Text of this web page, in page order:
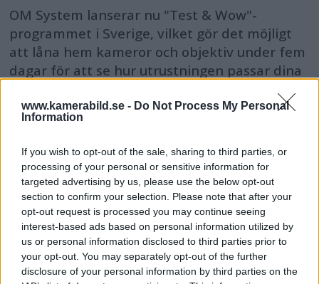
www.kamerabild.se - Do Not Process My Personal
Information
If you wish to opt-out of the sale, sharing to third parties, or
processing of your personal or sensitive information for
targeted advertising by us, please use the below opt-out
section to confirm your selection. Please note that after your
opt-out request is processed you may continue seeing
interest-based ads based on personal information utilized by
us or personal information disclosed to third parties prior to
your opt-out. You may separately opt-out of the further
disclosure of your personal information by third parties on the
OM System lanserar nu "Test & Wow"-
programmet i Sverige, vilket gör det möjligt
att låna hem kameror och objektiv under fem
dagar för att se hur utrustningen passar dina
MEST LÄST JUST NU
DJI Osmo Pocket 4P
släppt – får 10-bitars D-
Log 2 & 3x optisk zoom